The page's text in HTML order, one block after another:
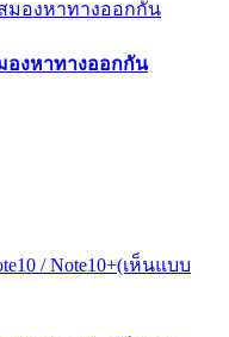
องหาทางออกกัน